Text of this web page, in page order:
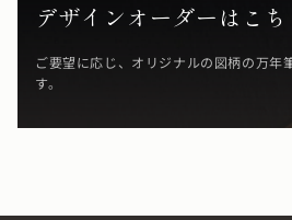
デザインオーダーはこち
ご要望に応じ、オリジナルの図柄の万年
す。